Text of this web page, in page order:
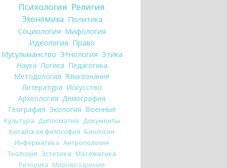
Психология Религия
Экономика Политика
Социология Мифология
Идеология Право
Мусульманство Этнология Этика
Наука Логика Педагогика
Методология Языкознание
Литература Искусство
Археология Демография
География Экология Военные
Культура Дипломатия Документы
Китайская философия Биология
Информатика Антропология
Теология Эстетика Математика
Риторика Мировоззрение